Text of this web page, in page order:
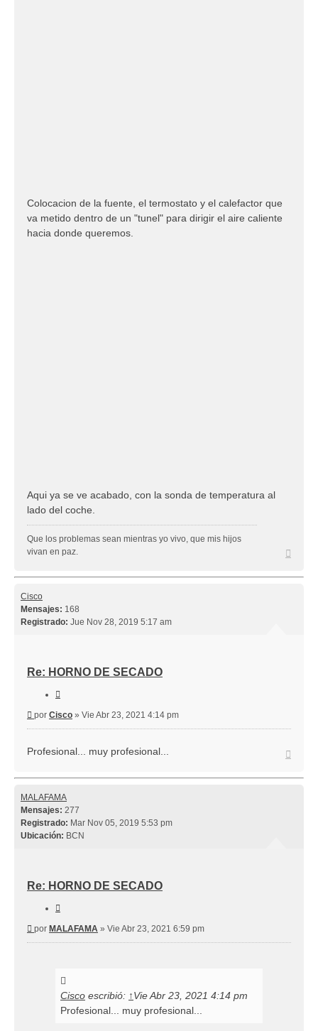
Colocacion de la fuente, el termostato y el calefactor que
va metido dentro de un "tunel" para dirigir el aire caliente
hacia donde queremos.
Aqui ya se ve acabado, con la sonda de temperatura al
lado del coche.
Que los problemas sean mientras yo vivo, que mis hijos
vivan en paz.
Cisco
Mensajes: 168
Registrado: Jue Nov 28, 2019 5:17 am
Re: HORNO DE SECADO
Mensaje
por Cisco » Vie Abr 23, 2021 4:14 pm
Profesional... muy profesional...
MALAFAMA
Mensajes: 277
Registrado: Mar Nov 05, 2019 5:53 pm
Ubicación: BCN
Re: HORNO DE SECADO
Mensaje
por MALAFAMA » Vie Abr 23, 2021 6:59 pm
Cisco escribió: ↑Vie Abr 23, 2021 4:14 pm
Profesional... muy profesional...